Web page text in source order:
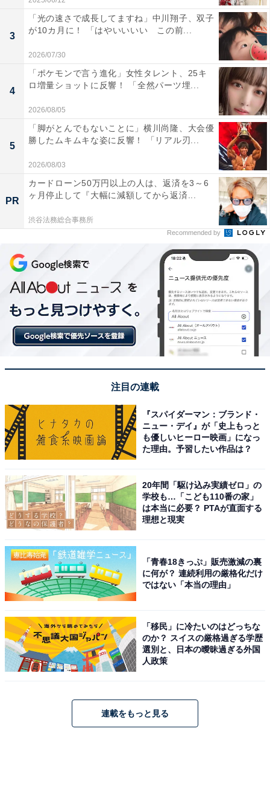
3
「光の速さで成長してますね」中川翔子、双子
が10カ月に！ 「はやいいいい この前...
2026/07/30
4
「ポケモンで言う進化」女性タレント、25キ
ロ増量ショットに反響！ 「全然パーツ埋...
2026/08/05
5
「脚がとんでもないことに」横川尚隆、大会優
勝したムキムキな姿に反響！ 「リアル刃...
2026/08/03
PR
カードローン50万円以上の人は、返済を3～6
ヶ月停止して『大幅に減額してから返済...
渋谷法務総合事務所
Recommended by
注目の連載
『スパイダーマン：ブランド・
ニュー・デイ』が「史上もっと
も優しいヒーロー映画」になっ
た理由。予習したい作品は？
20年間「駆け込み実績ゼロ」の
学校も…「こども110番の家」
は本当に必要？ PTAが直面する
理想と現実
「青春18きっぷ」販売激減の裏
に何が？ 連続利用の厳格化だけ
ではない「本当の理由」
「移民」に冷たいのはどっちな
のか？ スイスの厳格過ぎる学歴
選別と、日本の曖昧過ぎる外国
人政策
連載をもっと見る